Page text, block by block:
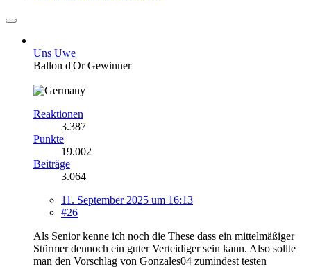
Uns Uwe
Ballon d'Or Gewinner
Reaktionen
3.387
Punkte
19.002
Beiträge
3.064
11. September 2025 um 16:13
#26
Als Senior kenne ich noch die These dass ein mittelmäßiger
Stürmer dennoch ein guter Verteidiger sein kann. Also sollte
man den Vorschlag von Gonzales04 zumindest testen